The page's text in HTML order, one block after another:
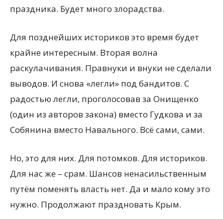
праздника. Будет много злорадства.
Для позднейших историков это время будет
крайне интересным. Вторая волна
раскулачивания. Правнуки и внуки не сделали
выводов. И снова «легли» под бандитов. С
радостью легли, проголосовав за Онищенко
(один из авторов закона) вместо Гудкова и за
Собянина вместо Навального. Всё сами, сами.
Но, это для них. Для потомков. Для историков.
Для нас же – срам. Шансов ненасильственным
путём поменять власть нет. Да и мало кому это
нужно. Продолжают праздновать Крым.